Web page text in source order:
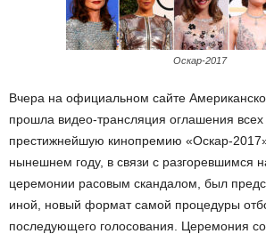
Оскар-2017
Вчера на официальном сайте
прошла видео-трансляция оглашения
престижнейшую кинопремию «Оскар-
нынешнем году, в связи с разгоревшимся
церемонии расовым скандалом, был
иной, новый формат самой процедуры
последующего голосования. Церемония